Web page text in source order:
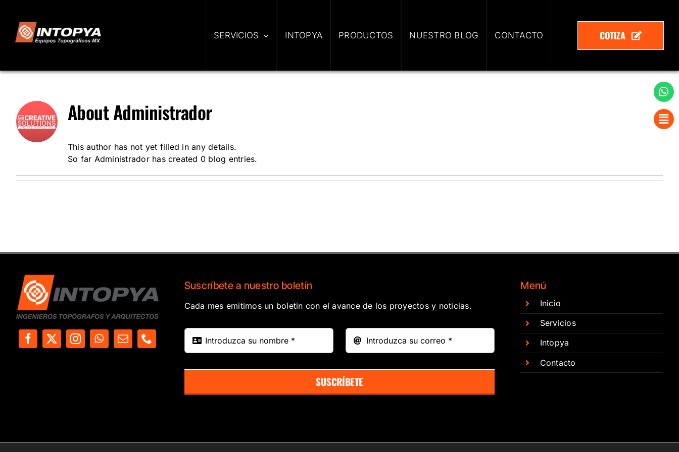
content
SERVICIOS INTOPYA PRODUCTOS NUESTRO BLOG CONTACTO COTIZA
AboutAdministrador
This author has not yet filled in any details.
So far Administrador has created 0 blog entries.
Suscríbete a nuestro boletín
Cada mes emitimos un boletin con el avance de los proyectos y noticias.
SUSCRÍBETE
Menú
Inicio
Servicios
Intopya
Contacto